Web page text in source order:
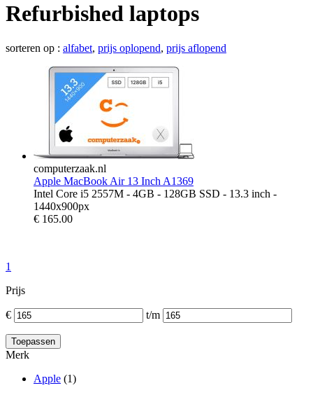
Refurbished laptops
sorteren op : alfabet, prijs oplopend, prijs aflopend
computerzaak.nl
Apple MacBook Air 13 Inch A1369
Intel Core i5 2557M - 4GB - 128GB SSD - 13.3 inch -
1440x900px
€ 165.00
1
Prijs
€ t/m
Merk
Apple (1)